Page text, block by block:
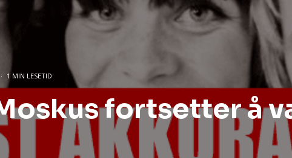
· 1 MIN LESETID
fortsetter å